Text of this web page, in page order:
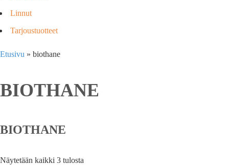
Linnut
Tarjoustuotteet
Etusivu » biothane
BIOTHANE
BIOTHANE
Näytetään kaikki 3 tulosta